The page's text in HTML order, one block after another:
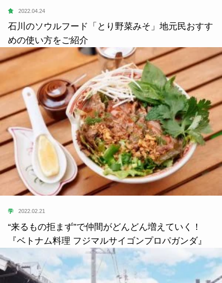
食 2022.04.24
石川のソウルフード「とり野菜みそ」地元民おすす
めの使い方をご紹介
学 2022.02.21
“来るもの拒まず”で仲間がどんどん増えていく！
『ベトナム料理 フジマルサイゴンプロパガンダ』